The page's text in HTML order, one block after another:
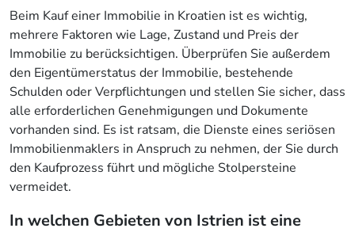
Beim Kauf einer Immobilie in Kroatien ist es wichtig,
mehrere Faktoren wie Lage, Zustand und Preis der
Immobilie zu berücksichtigen. Überprüfen Sie außerdem
den Eigentümerstatus der Immobilie, bestehende
Schulden oder Verpflichtungen und stellen Sie sicher, dass
alle erforderlichen Genehmigungen und Dokumente
vorhanden sind. Es ist ratsam, die Dienste eines seriösen
Immobilienmaklers in Anspruch zu nehmen, der Sie durch
den Kaufprozess führt und mögliche Stolpersteine
vermeidet.
In welchen Gebieten von Istrien ist eine